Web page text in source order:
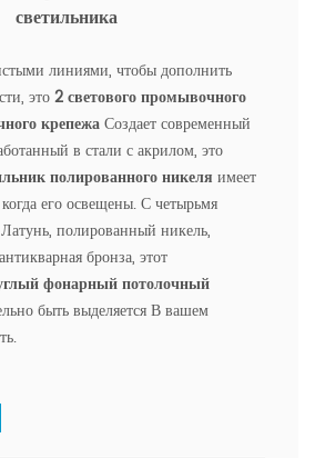
светильника
линиями, чтобы дополнить
это2 светового промывочного
крепежаСоздает современный
в стали с акрилом, это
полированного никеля имеет
его освещены. С четырьмя
полированный никель,
бронза, этот
фонарный потолочный
быть выделяется В вашем